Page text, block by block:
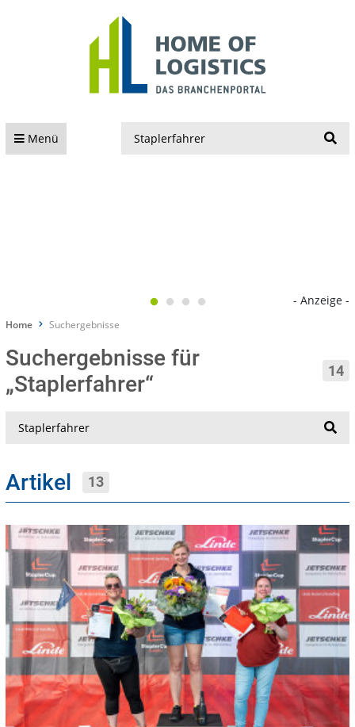
Menü
- Anzeige -
Home Suchergebnisse
Suchergebnisse für
„Staplerfahrer“
14
Artikel 13